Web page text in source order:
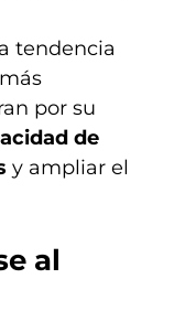
tendencia
por su
de
y ampliar el
al